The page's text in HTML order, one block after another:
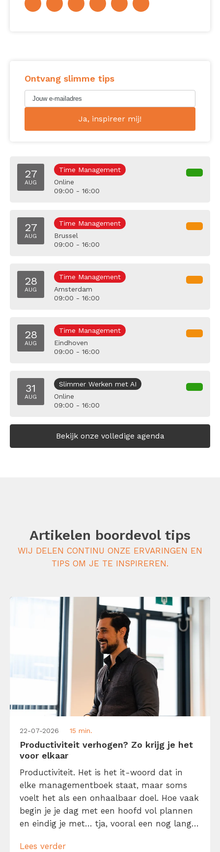
Ontvang slimme tips
27
AUG
Time Management
Online
09:00 - 16:00
27
AUG
Time Management
Brussel
09:00 - 16:00
28
AUG
Time Management
Amsterdam
09:00 - 16:00
28
AUG
Time Management
Eindhoven
09:00 - 16:00
31
AUG
Slimmer Werken met AI
Online
09:00 - 16:00
Bekijk onze volledige agenda
Artikelen boordevol tips
WIJ DELEN CONTINU ONZE ERVARINGEN EN
TIPS OM JE TE INSPIREREN.
22-07-2026 15 min.
Productiviteit verhogen? Zo krijg je het
voor elkaar
Productiviteit. Het is het it-woord dat in
elke managementboek staat, maar soms
voelt het als een onhaalbaar doel. Hoe vaak
begin je je dag met een hoofd vol plannen
en eindig je met… tja, vooral een nog langer
enige. We willen allemaal meer gedaan
Lees verder